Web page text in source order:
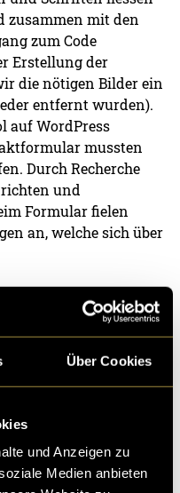
Über Cookies
und Anzeigen zu
Medien anbieten
zusammen mit den
zum Code
Erstellung der
die nötigen Bilder ein
entfernt wurden).
auf WordPress
mussten
Durch Recherche
und
Formular fielen
an, welche sich über
online, jedoch nicht
eine Seite von Grund
die Indexierung
Google Search Console
und der
Thema und nach
mehr oder weniger.
Tips zur
und